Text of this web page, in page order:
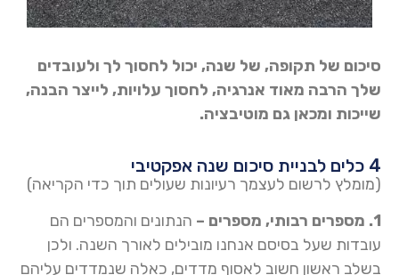
סיכום של תקופה, של שנה, יכול לחסוך לך ולעובדים
שלך הרבה מאוד אנרגיה, לחסוך עלויות, לייצר הבנה,
שייכות ומכאן גם מוטיבציה.
4 כלים לבניית סיכום שנה אפקטיבי
(מומלץ לרשום לעצמך רעיונות שעולים תוך כדי הקריאה)
1. מספרים רבותי, מספרים –
הנתונים והמספרים הם
עובדות שעל בסיסם אנחנו מובילים לאורך השנה. ולכן
בשלב ראשון חשוב לאסוף מדדים, כאלה שנמדדים עליהם